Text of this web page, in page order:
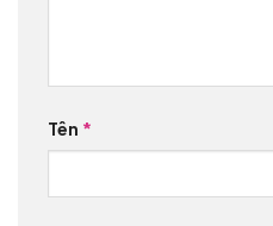
Tên *